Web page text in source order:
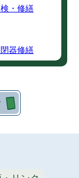
・修繕
器修繕